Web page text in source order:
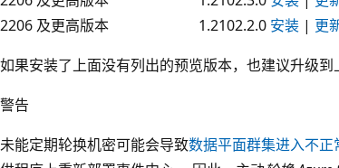
2206 及更高版本
1.2102.2.0 安装 | 更
如果安装了上面没有列出的预览版本，也建议升级到
警告
未能定期轮换机密可能会导致数据平面群集进入不正